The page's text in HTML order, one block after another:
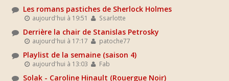
Les romans pastiches de Sherlock Holmes
aujourd'hui à 19:51 Ssarlotte
Derrière la chair de Stanislas Petrosky
aujourd'hui à 17:17 patoche77
Playlist de la semaine (saison 4)
aujourd'hui à 13:03 Fab
Solak - Caroline Hinault (Rouergue Noir)